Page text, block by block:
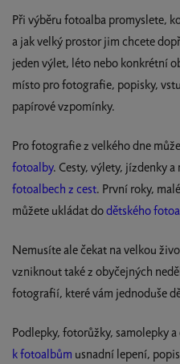
Při výběru fotoalba promyslete,
a jak velký prostor jim chcete
jeden výlet, léto nebo konkrétní
místo pro fotografie, popisky,
papírové vzpomínky.
Pro fotografie z velkého dne
fotoalby. Cesty, výlety, jízdenky
fotoalbech z cest. První roky,
můžete ukládat dodětského
Nemusíte ale čekat na velkou
vzniknout také z obyčejných
fotografií, které vám jednoduše
Podlepky, fotorůžky, samolepky a
k fotoalbům usnadní lepení,